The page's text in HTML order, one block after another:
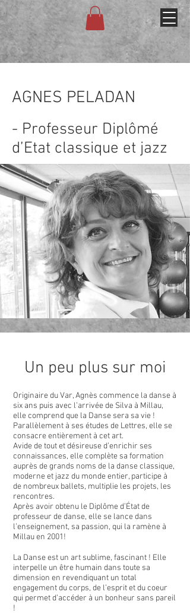
AGNES PELADAN
- Professeur Diplômé
d’Etat classique et jazz
Un peu plus sur moi
Originaire du Var, Agnès commence la danse à
six ans puis avec l’arrivée de Silva à Millau,
elle comprend que la Danse sera sa vie !
Parallèlement à ses études de Lettres, elle se
consacre entièrement à cet art.
Avide de tout et désireuse d’enrichir ses
connaissances, elle complète sa formation
auprès de grands noms de la danse classique,
moderne et jazz du monde entier, participe à
de nombreux ballets, multiplie les projets, les
rencontres.
Après avoir obtenu le Diplôme d’État de
professeur de danse, elle se lance dans
l’enseignement, sa passion, qui la ramène à
Millau en 2001!
La Danse est un art sublime, fascinant ! Elle
interpelle un être humain dans toute sa
dimension en revendiquant un total
engagement du corps, de l’esprit et du coeur
qui permet d’accéder à un bonheur sans pareil
!